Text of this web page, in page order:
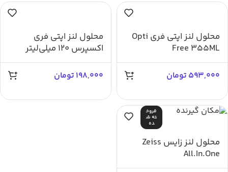
محلول لنز اپتی فری Opti
Free 355ML
593,000 تومان
محلول لنز اپتی فری
اکسپرس ۱۲۰ میلی‌لیتر
198,000 تومان
فروخ
ته ش
ده
محلول لنز زایس Zeiss
All.In.One